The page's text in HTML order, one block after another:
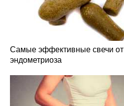
Самые эффективные свечи от
эндометриоза